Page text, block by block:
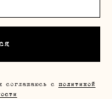
соглашаюсь с
политикой